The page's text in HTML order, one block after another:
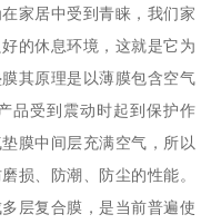
家居中受到青睐，我们家
的休息环境，这就是它为
其原理是以薄膜包含空气
品受到震动时起到保护作
膜中间层充满空气，所以
损、防潮、防尘的性能。
层复合膜，是当前普遍使